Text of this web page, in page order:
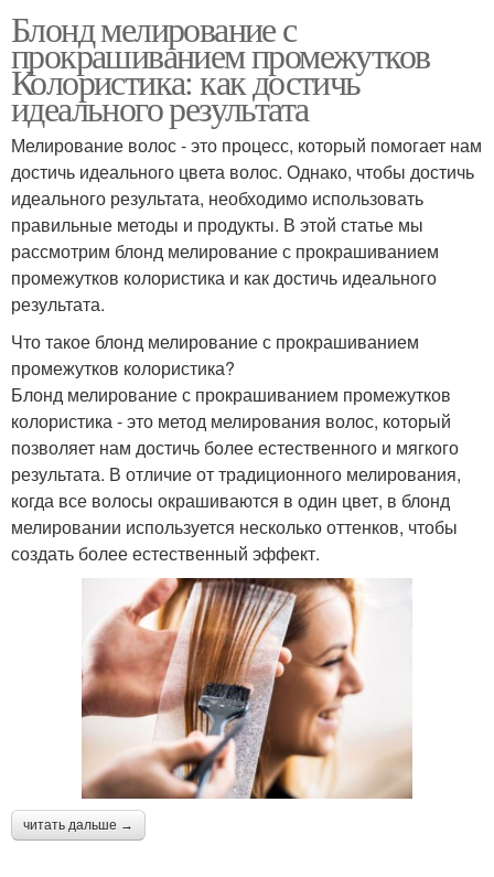
Блонд мелирование с
прокрашиванием промежутков
Колористика: как достичь
идеального результата
Мелирование волос - это процесс, который помогает нам
достичь идеального цвета волос. Однако, чтобы достичь
идеального результата, необходимо использовать
правильные методы и продукты. В этой статье мы
рассмотрим блонд мелирование с прокрашиванием
промежутков колористика и как достичь идеального
результата.
Что такое блонд мелирование с прокрашиванием
промежутков колористика?
Блонд мелирование с прокрашиванием промежутков
колористика - это метод мелирования волос, который
позволяет нам достичь более естественного и мягкого
результата. В отличие от традиционного мелирования,
когда все волосы окрашиваются в один цвет, в блонд
мелировании используется несколько оттенков, чтобы
создать более естественный эффект.
читать дальше →